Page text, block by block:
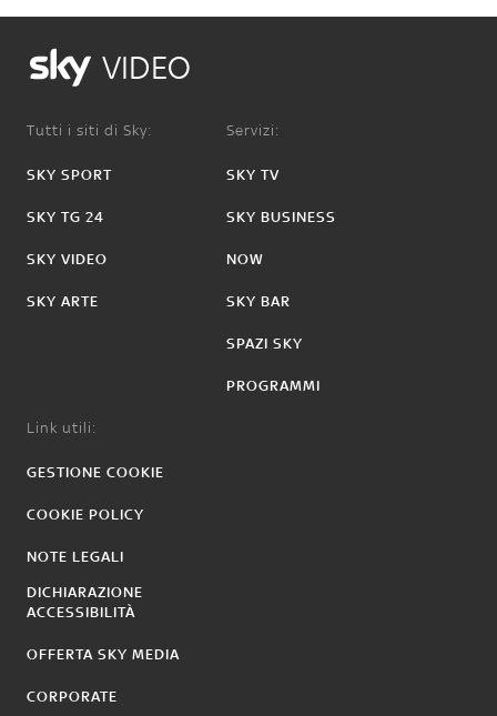
VIDEO
Tutti i siti di Sky:
SKY SPORT
SKY TG 24
SKY VIDEO
SKY ARTE
Servizi:
SKY TV
SKY BUSINESS
NOW
SKY BAR
SPAZI SKY
PROGRAMMI
Link utili:
GESTIONE COOKIE
COOKIE POLICY
NOTE LEGALI
DICHIARAZIONE
ACCESSIBILITÀ
OFFERTA SKY MEDIA
CORPORATE